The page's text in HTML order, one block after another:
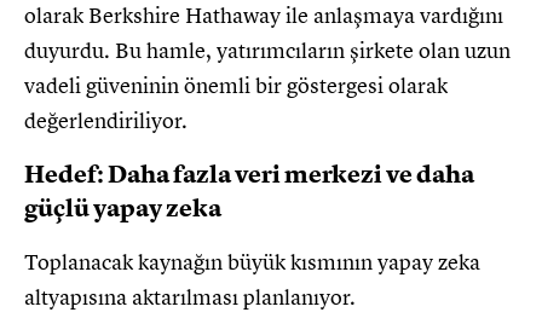
olarak Berkshire Hathaway ile anlaşmaya vardığını
duyurdu. Bu hamle, yatırımcıların şirkete olan uzun
vadeli güveninin önemli bir göstergesi olarak
değerlendiriliyor.
Hedef: Daha fazla veri merkezi ve daha
güçlü yapay zeka
Toplanacak kaynağın büyük kısmının yapay zeka
altyapısına aktarılması planlanıyor.